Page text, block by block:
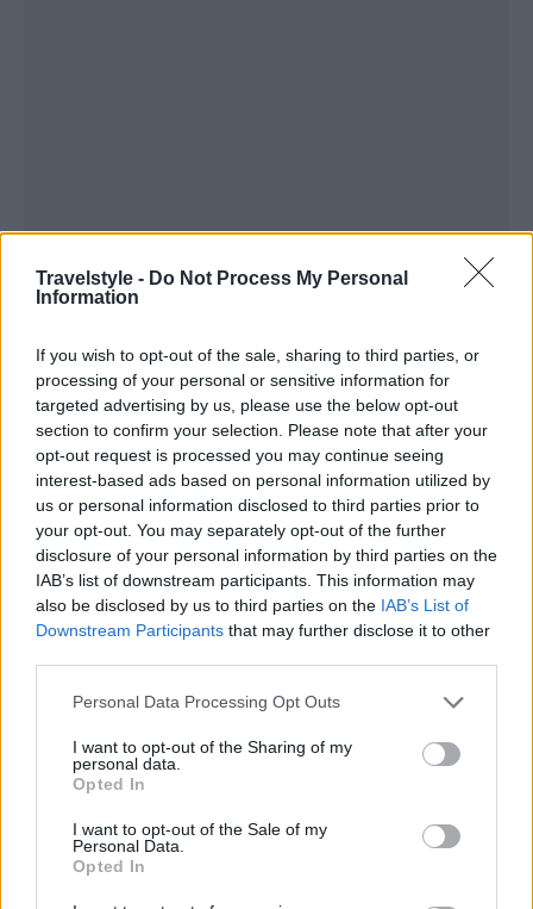
Travelstyle - Do Not Process My Personal
Information
If you wish to opt-out of the sale, sharing to third parties, or
processing of your personal or sensitive information for
targeted advertising by us, please use the below opt-out
section to confirm your selection. Please note that after your
opt-out request is processed you may continue seeing
interest-based ads based on personal information utilized by
us or personal information disclosed to third parties prior to
your opt-out. You may separately opt-out of the further
disclosure of your personal information by third parties on the
IAB’s list of downstream participants. This information may
also be disclosed by us to third parties on the IAB’s List of
Downstream Participants that may further disclose it to other
Please note that this website/app uses one or more Google
not limited to your visit or usage behaviour. You may click to
grant or deny consent to Google and its third-party tags to
use your data for below specified purposes in below Google
consent section.
Personal Data Processing Opt Outs
I want to opt-out of the Sharing of my
personal data.
Opted In
I want to opt-out of the Sale of my
Personal Data.
Opted In
Η low costαεροπορική
εταιρεία εξασφαλίζειχαμηλές τιμές για να κάνετε
ένα ταξίδι την περίοδο των Χριστουγέννων αρκεί να
βρείτε τον κατάλληλο για εσάς προορισμό
για
ταξίδι μεταξύ 15/12/23 ως και 07/01/24